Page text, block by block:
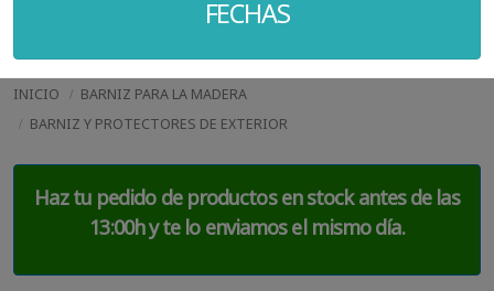
FECHAS
INICIO
BARNIZ PARA LA MADERA
BARNIZ Y PROTECTORES DE EXTERIOR
Haz tu pedido de productos en stock antes de las
13:00h y te lo enviamos el mismo día.